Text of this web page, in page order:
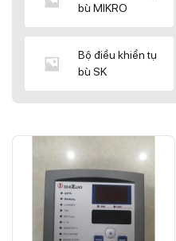
bù MIKRO
Bộ điều khiển tụ
bù SK